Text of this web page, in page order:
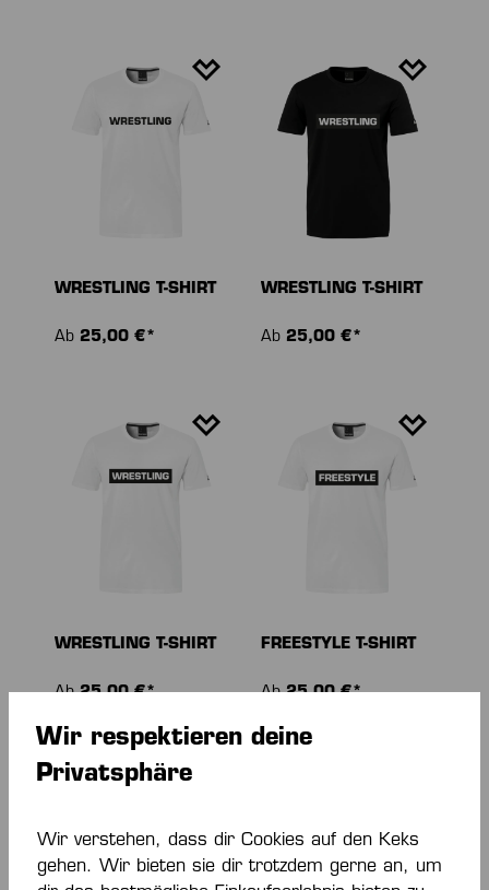
WRESTLING T-SHIRT
Ab 25,00 €*
WRESTLING T-SHIRT
Ab 25,00 €*
WRESTLING T-SHIRT
Ab25,00 €*
FREESTYLE T-SHIRT
Ab25,00 €*
Wir respektieren deine
Privatsphäre
Wir verstehen, dass dir Cookies auf den Keks
gehen. Wir bieten sie dir trotzdem gerne an, um